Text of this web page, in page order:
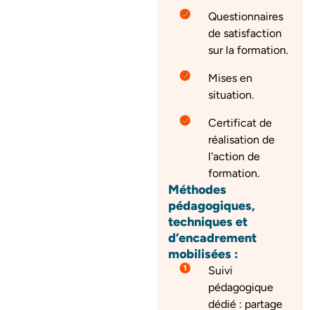
Questionnaires
de satisfaction
sur la formation.
Mises en
situation.
Certificat de
réalisation de
l'action de
formation.
Méthodes
pédagogiques,
techniques et
d’encadrement
mobilisées :
Suivi
pédagogique
dédié : partage